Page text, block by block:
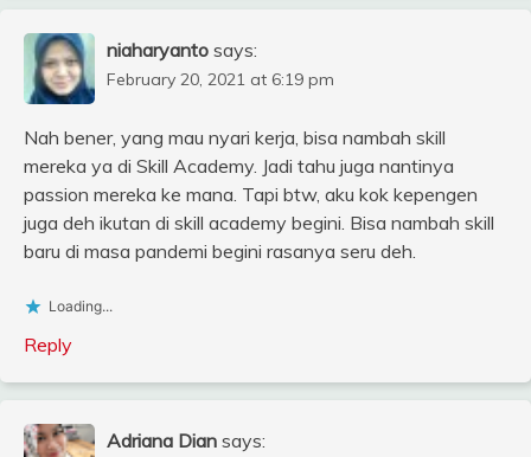
niaharyanto says:
February 20, 2021 at 6:19 pm
Nah bener, yang mau nyari kerja, bisa nambah skill
mereka ya di Skill Academy. Jadi tahu juga nantinya
passion mereka ke mana. Tapi btw, aku kok kepengen
juga deh ikutan di skill academy begini. Bisa nambah skill
baru di masa pandemi begini rasanya seru deh.
Loading...
Reply
Adriana Dian says: